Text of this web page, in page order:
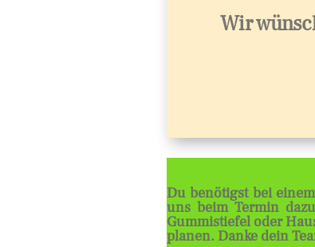
Wir
Du benötigst bei
uns beim Termin
Gummistiefel oder
planen. Danke dein